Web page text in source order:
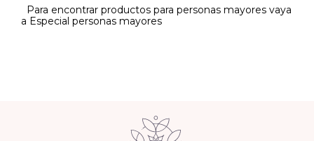
Para encontrar productos para personas mayores vaya
a Especial personas mayores